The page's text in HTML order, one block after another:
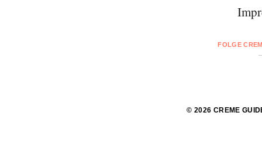
FOLGE
© 2026 CREME